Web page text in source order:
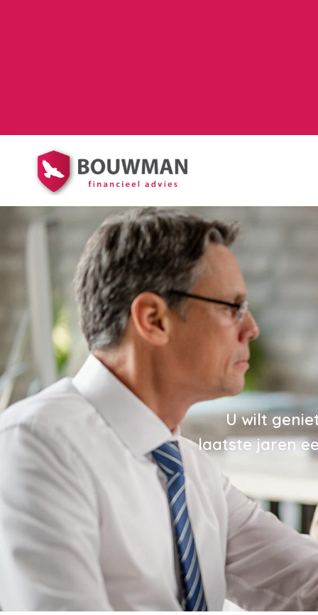
U wilt
laatste jaren